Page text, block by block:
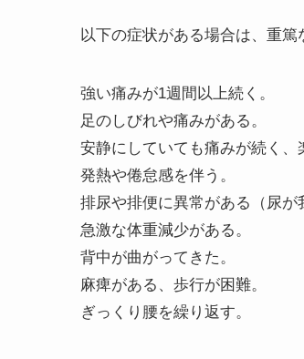
以下の症状がある場合は、重篤
強い痛みが1週間以上続く。
足のしびれや痛みがある。
安静にしていても痛みが続く、
発熱や倦怠感を伴う。
排尿や排便に異常がある（尿が
急激な体重減少がある。
背中が曲がってきた。
麻痺がある、歩行が困難。
ぎっくり腰を繰り返す。